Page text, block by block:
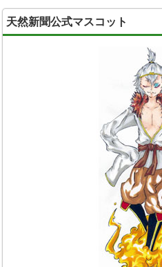
天然新聞公式マスコット